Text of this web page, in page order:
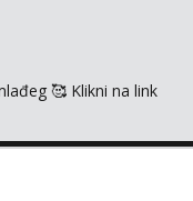
🥰 Klikni na link